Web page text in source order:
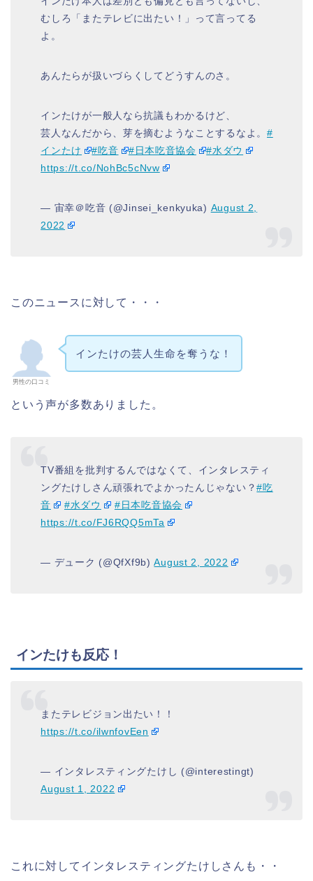
むしろ「またテレビに出たい！」って言ってる
よ。
あんたらが扱いづらくしてどうすんのさ。
インたけが一般人なら抗議もわかるけど、
芸人なんだから、芽を摘むようなことするなよ。#
インたけ
#吃音 #日本吃音協会
#水ダウ
https://t.co/NohBc5cNvw
— 宙幸＠吃音 (@Jinsei_kenkyuka) August 2,
2022
このニュースに対して・・・
男性の口コミ
インたけの芸人生命を奪うな！
という声が多数ありました。
TV番組を批判するんではなくて、インタレスティ
ングたけしさん頑張れでよかったんじゃない？#吃
音
#水ダウ
#日本吃音協会
https://t.co/FJ6RQQ5mTa
— デューク (@QfXf9b)August 2, 2022
インたけも反応！
またテレビジョン出たい！！
https://t.co/ilwnfovEen
— インタレスティングたけし (@interestingt)
August 1, 2022
これに対してインタレスティングたけしさんも・・